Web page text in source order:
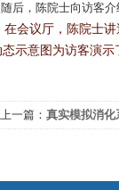
后，陈院士向访客介
会议厅，陈院士讲
态示意图为访客演示
上一篇： 真实模拟消化